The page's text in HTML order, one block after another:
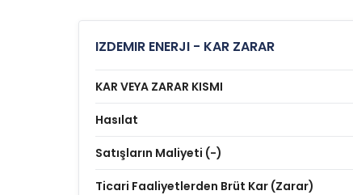
IZDEMIR ENERJI - KAR ZARAR
KAR VEYA ZARAR KISMI
Hasılat
Satışların Maliyeti (-)
Ticari Faaliyetlerden Brüt Kar (Zarar)